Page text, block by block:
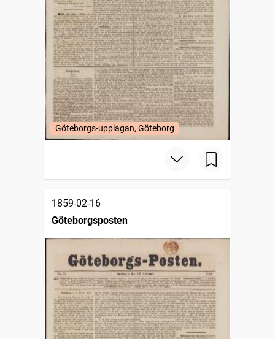
Göteborgs-upplagan, Göteborg
1859-02-16
Göteborgsposten